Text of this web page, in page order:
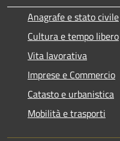
Anagrafe e stato civile
Cultura e tempo libero
Vita lavorativa
Imprese e Commercio
Catasto e urbanistica
Mobilità e trasporti